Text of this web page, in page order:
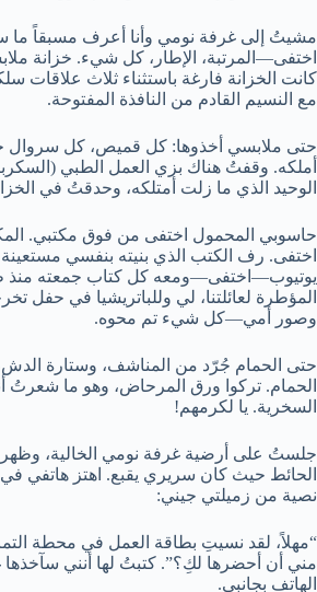
مشيتُ إلى غرفة نومي وأنا أعرف مسبقاً ما
اختفى—المرتبة، الإطار، كل شيء. خزانة
كانت الخزانة فارغة باستثناء ثلاث علاقات
مع النسيم القادم من النافذة المفتوحة.
حتى ملابسي أخذوها: كل قميص، كل سروال
أملكه. وقفتُ هناك بزي العمل الطبي
الوحيد الذي ما زلت أمتلكه، وحدقتُ في
حاسوبي المحمول اختفى من فوق مكتبي.
اختفى. رف الكتب الذي بنيته بنفسي
يوتيوب—اختفى—ومعه كل كتاب جمعته منذ
المؤطرة لعائلتنا، لي وللباتريشيا في حفل
وصور أمي—كل شيء تم محوه.
حتى الحمام جُرّد من المناشف، وستارة
الحمام. تركوا ورق المرحاض، وهو ما شعرتُ
السخرية. يا لكرمهم!
جلستُ على أرضية غرفة نومي الخالية،
الحائط حيث كان سريري يقبع. اهتز هاتفي
نصية من زميلتي جيني:
“مهلاً، لقد نسيتِ بطاقة العمل في محطة
مني أن أحضرها لكِ؟”. كتبتُ لها أنني
الهاتف بجانبي.